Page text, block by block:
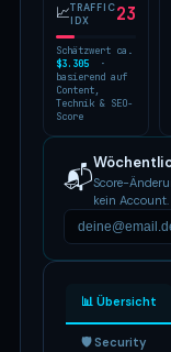
📈TRAFFIC
IDX
23
Schätzwert ca.
$3.305 ·
basierend auf
Content,
Technik & SEO-
Score
📬Score-
kein Account.
📊 Übersicht
🛡 Security